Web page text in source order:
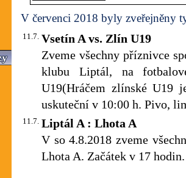
V červenci 2018 byly zveřejněny
11.7. Vsetín A vs. Zlín U19
Zveme všechny příznivce
klubu Liptál, na
U19(Hráčem zlínské U19
uskuteční v 10:00 h. Pivo,
11.7. Liptál A : Lhota A
V so 4.8.2018 zveme
Lhota A. Začátek v 17